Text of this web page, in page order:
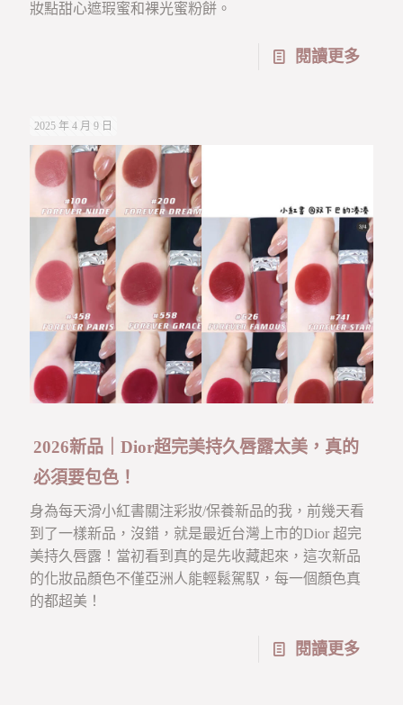
妝點甜心遮瑕蜜和裸光蜜粉餅。
閱讀更多
2025 年 4 月 9 日
2026新品｜Dior超完美持久唇露太美，真的
必須要包色！
身為每天滑小紅書關注彩妝/保養新品的我，前幾天看
到了一樣新品，沒錯，就是最近台灣上市的Dior 超完
美持久唇露！當初看到真的是先收藏起來，這次新品
的化妝品顏色不僅亞洲人能輕鬆駕馭，每一個顏色真
的都超美！
閱讀更多